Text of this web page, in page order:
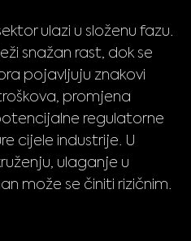
ulazi u složenu fazu.
snažan rast, dok se
pojavljuju znakovi
promjena
regulatorne
cijele industrije. U
ulaganje u
može se činiti rizičnim.